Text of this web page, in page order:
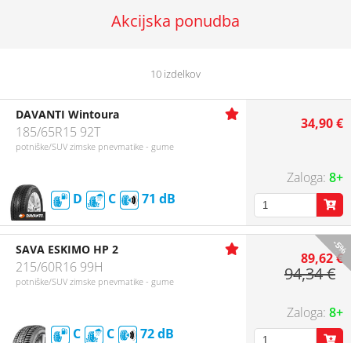
Akcijska ponudba
10 izdelkov
DAVANTI Wintoura
185/65R15 92T
potniške/SUV zimske pnevmatike - gume
D C 71
34,90 €
8+
-5%
SAVA ESKIMO HP 2
215/60R16 99H
potniške/SUV zimske pnevmatike - gume
C C 72
89,62 €
94,34 €
8+